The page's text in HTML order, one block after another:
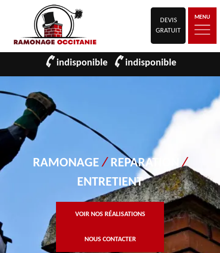
DEVIS
GRATUIT
MENU
indisponible indisponible
RAMONAGE/ REPARATION/
ENTRETIENT
VOIR NOS RÉALISATIONS
NOUS CONTACTER